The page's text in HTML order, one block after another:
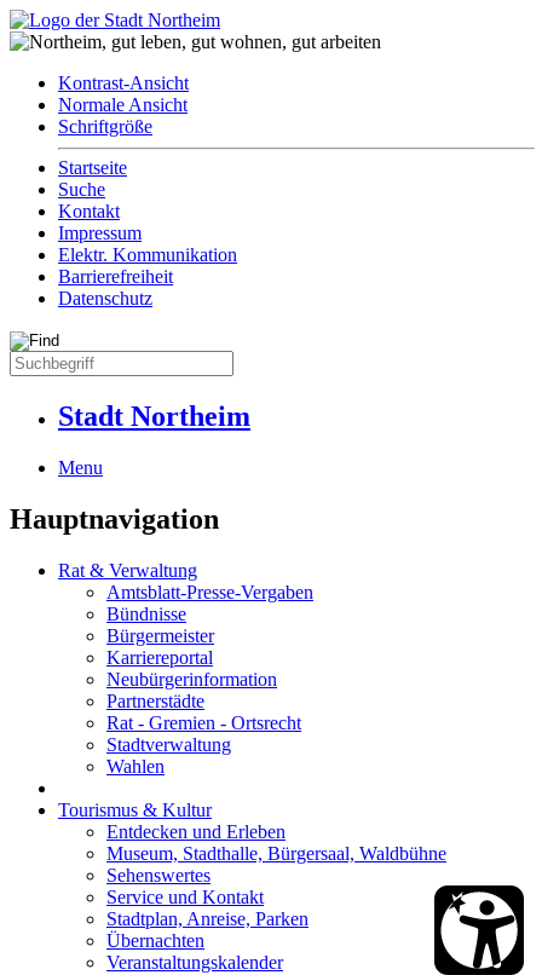
Kontrast-Ansicht
Normale Ansicht
Schriftgröße
Startseite
Suche
Kontakt
Impressum
Elektr. Kommunikation
Barrierefreiheit
Datenschutz
Stadt Northeim
Menu
Hauptnavigation
Rat & Verwaltung
Amtsblatt-Presse-Vergaben
Bündnisse
Bürgermeister
Karriereportal
Neubürgerinformation
Partnerstädte
Rat - Gremien - Ortsrecht
Stadtverwaltung
Wahlen
Tourismus & Kultur
Entdecken und Erleben
Museum, Stadthalle, Bürgersaal, Waldbühne
Sehenswertes
Service und Kontakt
Stadtplan, Anreise, Parken
Übernachten
Veranstaltungskalender